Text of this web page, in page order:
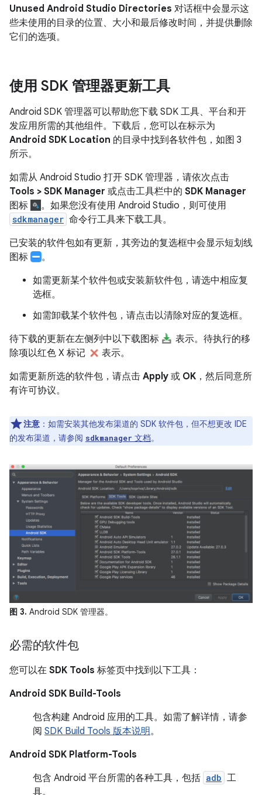
Unused Android Studio Directories 对话框中会显示这
些未使用的目录的位置、大小和最后修改时间，并提供删除
它们的选项。
使用 SDK 管理器更新工具
Android SDK 管理器可以帮助您下载 SDK 工具、平台和开
发应用所需的其他组件。下载后，您可以在标示为
Android SDK Location 的目录中找到各软件包，如图 3
所示。
如需从 Android Studio 打开 SDK 管理器，请依次点击
Tools > SDK Manager 或点击工具栏中的 SDK Manager
图标
。如果您没有使用 Android Studio，则可使用
sdkmanager 命令行工具来下载工具。
已安装的软件包如有更新，其旁边的复选框中会显示短划线
图标
。
如需更新某个软件包或安装新软件包，请选中相应复
选框。
如需卸载某个软件包，请点击以清除对应的复选框。
待下载的更新在左侧列中以下载图标
表示。待执行的移
除项以红色 X 标记
表示。
如需更新所选的软件包，请点击 Apply 或 OK ，然后同意所
有许可协议。
注意 ：如需安装其他发布渠道的 SDK 软件包，但不想更改 IDE
的发布渠道，请参阅 sdkmanager 文档。
图 3. Android SDK 管理器。
必需的软件包
您可以在 SDK Tools 标签页中找到以下工具：
Android SDK Build-Tools
包含构建 Android 应用的工具。如需了解详情，请参
阅 SDK Build Tools 版本说明。
Android SDK Platform-Tools
包含 Android 平台所需的各种工具，包括 adb 工
具。